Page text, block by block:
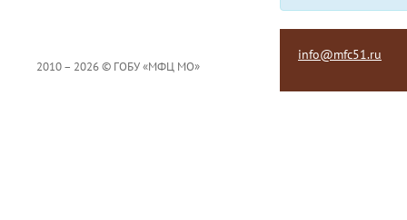
2010 – 2026 © ГОБУ «МФЦ МО»
info@mfc51.ru